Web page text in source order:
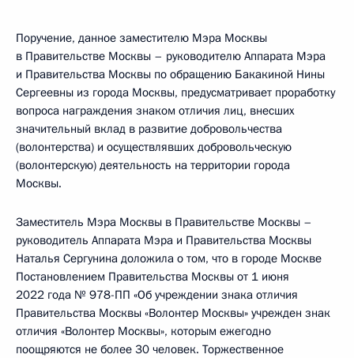
Поручение, данное заместителю Мэра Москвы
в Правительстве Москвы – руководителю Аппарата Мэра
и Правительства Москвы по обращению Бакакиной Нины
Сергеевны из города Москвы, предусматривает проработку
вопроса награждения знаком отличия лиц, внесших
значительный вклад в развитие добровольчества
(волонтерства) и осуществлявших добровольческую
(волонтерскую) деятельность на территории города
Москвы.
Заместитель Мэра Москвы в Правительстве Москвы –
руководитель Аппарата Мэра и Правительства Москвы
Наталья Сергунина доложила о том, что в городе Москве
Постановлением Правительства Москвы от 1 июня
2022 года № 978-ПП «Об учреждении знака отличия
Правительства Москвы «Волонтер Москвы» учрежден знак
отличия «Волонтер Москвы», которым ежегодно
поощряются не более 30 человек. Торжественное